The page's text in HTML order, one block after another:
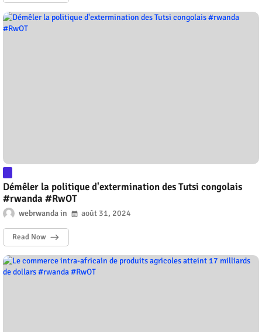
Démêler la politique d'extermination des Tutsi congolais
#rwanda #RwOT
webrwanda août 31, 2024
Read Now